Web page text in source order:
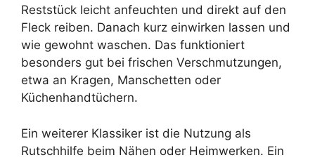
Reststück leicht anfeuchten und direkt auf den
Fleck reiben. Danach kurz einwirken lassen und
wie gewohnt waschen. Das funktioniert
besonders gut bei frischen Verschmutzungen,
etwa an Kragen, Manschetten oder
Küchenhandtüchern.
Ein weiterer Klassiker ist die Nutzung als
Rutschhilfe beim Nähen oder Heimwerken. Ein